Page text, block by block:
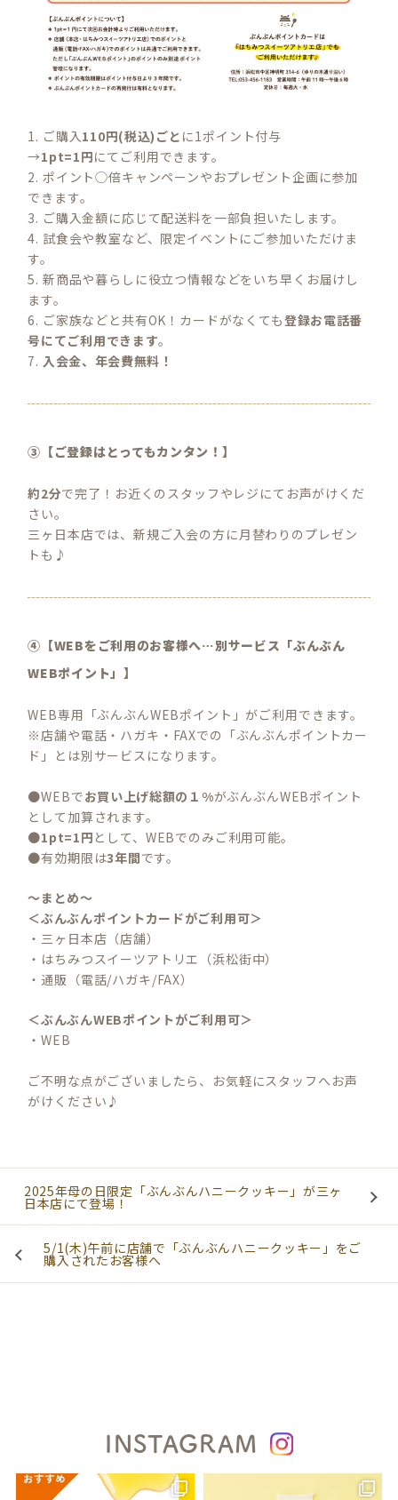
1. ご購入110円(税込)ごと に1ポイント付与
→1pt=1円にてご利用できます。
2. ポイント◯倍キャンペーンやおプレゼント企画に参加
できます。
3. ご購入金額に応じて配送料を一部負担いたします。
4. 試食会や教室など、限定イベントにご参加いただけま
す。
5. 新商品や暮らしに役立つ情報などをいち早くお届けし
ます。
6. ご家族などと共有OK！カードがなくても登録お電話番
号にてご利用できます。
7. 入会金、年会費無料！
③【ご登録はとってもカンタン！】
約2分で完了！お近くのスタッフやレジにてお声がけくだ
さい。
三ヶ日本店では、新規ご入会の方に月替わりのプレゼン
トも♪
④【WEBをご利用のお客様へ…別サービス「ぶんぶん
WEBポイント」】
WEB専用「ぶんぶんWEBポイント」がご利用できます。
※店舗や電話・ハガキ・FAXでの「ぶんぶんポイントカー
ド」とは別サービスになります。
●WEBでお買い上げ総額の１%がぶんぶんWEBポイント
として加算されます。
●1pt=1円 として、WEBでのみご利用可能。
●有効期限は3年間です。
～まとめ～
＜ぶんぶんポイントカードがご利用可＞
・三ヶ日本店（店舗）
・はちみつスイーツアトリエ（浜松街中）
・通販（電話/ハガキ/FAX）
＜ぶんぶんWEBポイントがご利用可＞
・WEB
ご不明な点がございましたら、お気軽にスタッフへお声
がけください♪
2025年母の日限定「ぶんぶんハニークッキー」が三ヶ
日本店にて登場！
5/1(木)午前に店舗で「ぶんぶんハニークッキー」をご
購入されたお客様へ
INSTAGRAM